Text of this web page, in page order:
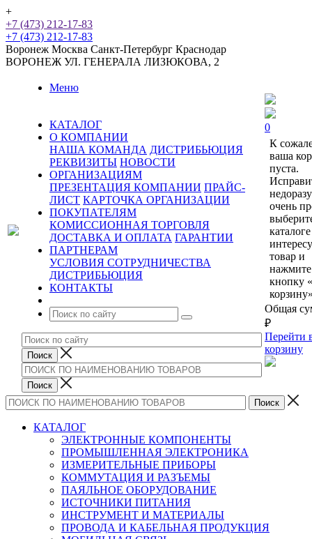
+
+7 (473) 212-17-83
+7 (473) 212-17-83
Воронеж Москва Санкт-Петербург Краснодар
ВОРОНЕЖ УЛ. ГЕНЕРАЛА ЛИЗЮКОВА, 2
Меню
КАТАЛОГ
О КОМПАНИИ
НАША КОМАНДА ДИСТРИБЬЮЦИЯ
РЕКВИЗИТЫ НОВОСТИ
ОРГАНИЗАЦИЯМ
ПРЕЗЕНТАЦИЯ КОМПАНИИ ПРАЙС-
ЛИСТ КАРТОЧКА ОРГАНИЗАЦИИ
ПОКУПАТЕЛЯМ
КОМИССИОННАЯ ТОРГОВЛЯ
ДОСТАВКА И ОПЛАТА ГАРАНТИИ
ПАРТНЕРАМ
УСЛОВИЯ СОТРУДНИЧЕСТВА
ДИСТРИБЬЮЦИЯ
КОНТАКТЫ
0
К
ваша
пуста.
очень
каталоге
товар и
нажмите
кнопку
Общая
₽
Перейти
корзину
КАТАЛОГ
ЭЛЕКТРОННЫЕ КОМПОНЕНТЫ
ПРОМЫШЛЕННАЯ ЭЛЕКТРОНИКА
ИЗМЕРИТЕЛЬНЫЕ ПРИБОРЫ
КОММУТАЦИЯ И РАЗЪЕМЫ
ПАЯЛЬНОЕ ОБОРУДОВАНИЕ
ИСТОЧНИКИ ПИТАНИЯ
ИНСТРУМЕНТ И МАТЕРИАЛЫ
ПРОВОДА И КАБЕЛЬНАЯ ПРОДУКЦИЯ